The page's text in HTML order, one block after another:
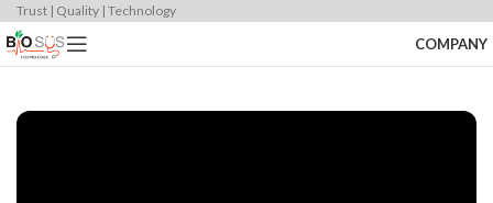
Trust | Quality | Technology
COMPANY